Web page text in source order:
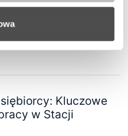
inżynieryjna
N-S
Kluczowe
w Stacji